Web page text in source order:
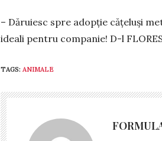
– Dăruiesc spre adopție cățeluși
ideali pentru companie! D-l
TAGS: ANIMALE